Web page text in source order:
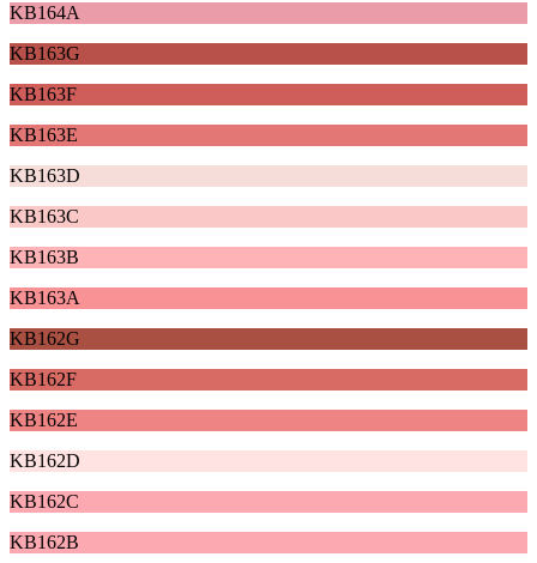
KB164A
KB163G
KB163F
KB163E
KB163D
KB163C
KB163B
KB163A
KB162G
KB162F
KB162E
KB162D
KB162C
KB162B